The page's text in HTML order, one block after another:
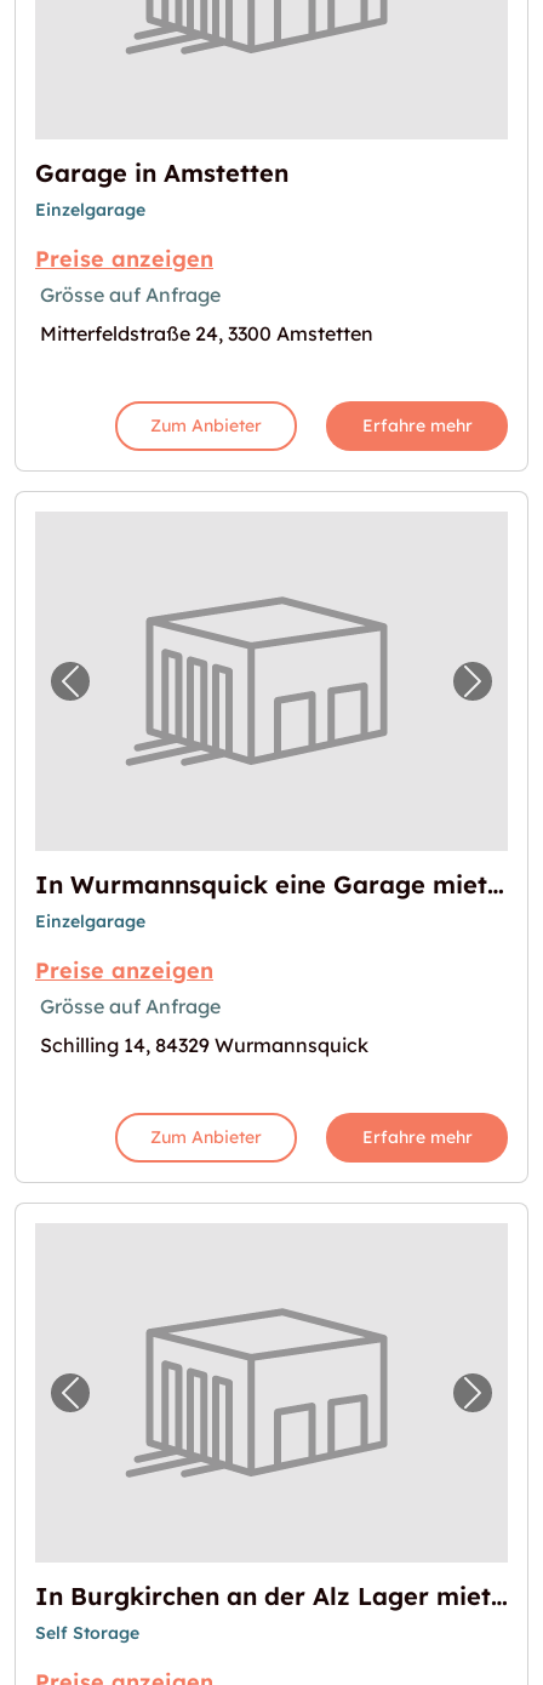
Garage in Amstetten
Einzelgarage
Preise anzeigen
Grösse auf Anfrage
Mitterfeldstraße 24, 3300 Amstetten
Zum Anbieter Erfahre mehr
Vorheriges Bild für "In Wurmannsquick
In Wurmannsquick eine Garage mieten
Einzelgarage
Preise anzeigen
Grösse auf Anfrage
Schilling 14, 84329 Wurmannsquick
Zum Anbieter Erfahre mehr
Vorheriges Bild für "In Burgkirchen an der
In Burgkirchen an der Alz Lager mieten
Self Storage